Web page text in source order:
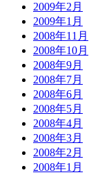
2009年2月
2009年1月
2008年11月
2008年10月
2008年9月
2008年7月
2008年6月
2008年5月
2008年4月
2008年3月
2008年2月
2008年1月